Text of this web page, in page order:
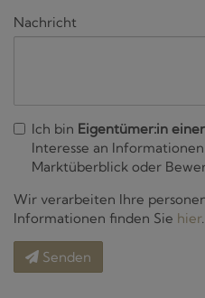
Nachricht
Ich bin Eigentümer:in
Interesse an
Marktüberblick oder
Wir verarbeiten Ihre
Informationen finden Sie hier.
Senden